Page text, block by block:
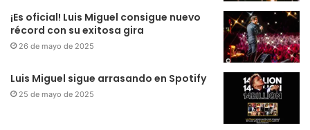
¡Es oficial! Luis Miguel consigue nuevo
récord con su exitosa gira
26 de mayo de 2025
Luis Miguel sigue arrasando en Spotify
25 de mayo de 2025